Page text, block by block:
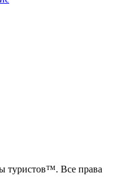
туристов™. Все права